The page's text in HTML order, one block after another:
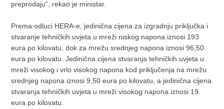
preprodaju“, rekao je ministar.
Prema odluci HERA-e, jedinična cijena za izgradnju priključka i
stvaranje tehničkih uvjeta u mreži niskog napona iznosi 193
eura po kilovatu, dok za mrežu srednjeg napona iznosi 96,50
eura po kilovatu. Jedinična cijena stvaranja tehničkih uvjeta u
mreži visokog i vrlo visokog napona kod priključenja na mrežu
srednjeg napona iznosi 9,50 eura po kilovatu, a jedinična cijena
stvaranja tehničkih uvjeta u mreži visokog napona iznosi 19
eura po kilovatu.